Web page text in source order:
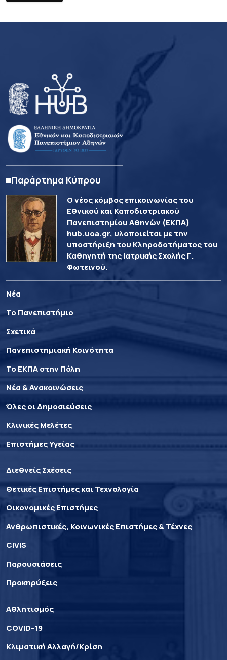
Παράρτημα Κύπρου
Ο νέος κόμβος επικοινωνίας του
Εθνικού και Καποδιστριακού
Πανεπιστημίου Αθηνών (ΕΚΠΑ)
hub.uoa.gr, υλοποιείται με την
υποστήριξη του Κληροδοτήματος του
Καθηγητή της Ιατρικής Σχολής Γ.
Φωτεινού.
Νέα
Το Πανεπιστήμιο
Σχετικά
Πανεπιστημιακή Κοινότητα
Το ΕΚΠΑ στην Πόλη
Νέα & Ανακοινώσεις
Όλες οι Δημοσιεύσεις
Κλινικές Μελέτες
Επιστήμες Υγείας
Διεθνείς Σχέσεις
Θετικές Επιστήμες και Τεχνολογία
Οικονομικές Επιστήμες
Ανθρωπιστικές, Κοινωνικές Επιστήμες & Τέχνες
CIVIS
Παρουσιάσεις
Προκηρύξεις
Αθλητισμός
COVID-19
Κλιματική Αλλαγή/Κρίση